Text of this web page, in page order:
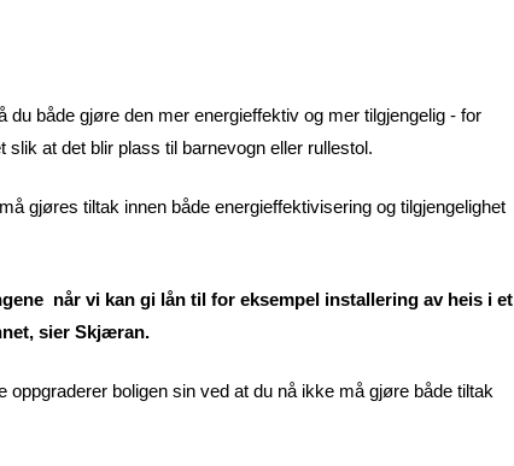
du både gjøre den mer energieffektiv og mer tilgjengelig - for
at det blir plass til barnevogn eller rullestol.
gjøres tiltak innen både energieffektivisering og tilgjengelighet
når vi kan gi lån til for eksempel installering av heis i et
sier Skjæran.
oppgraderer boligen sin ved at du nå ikke må gjøre både tiltak